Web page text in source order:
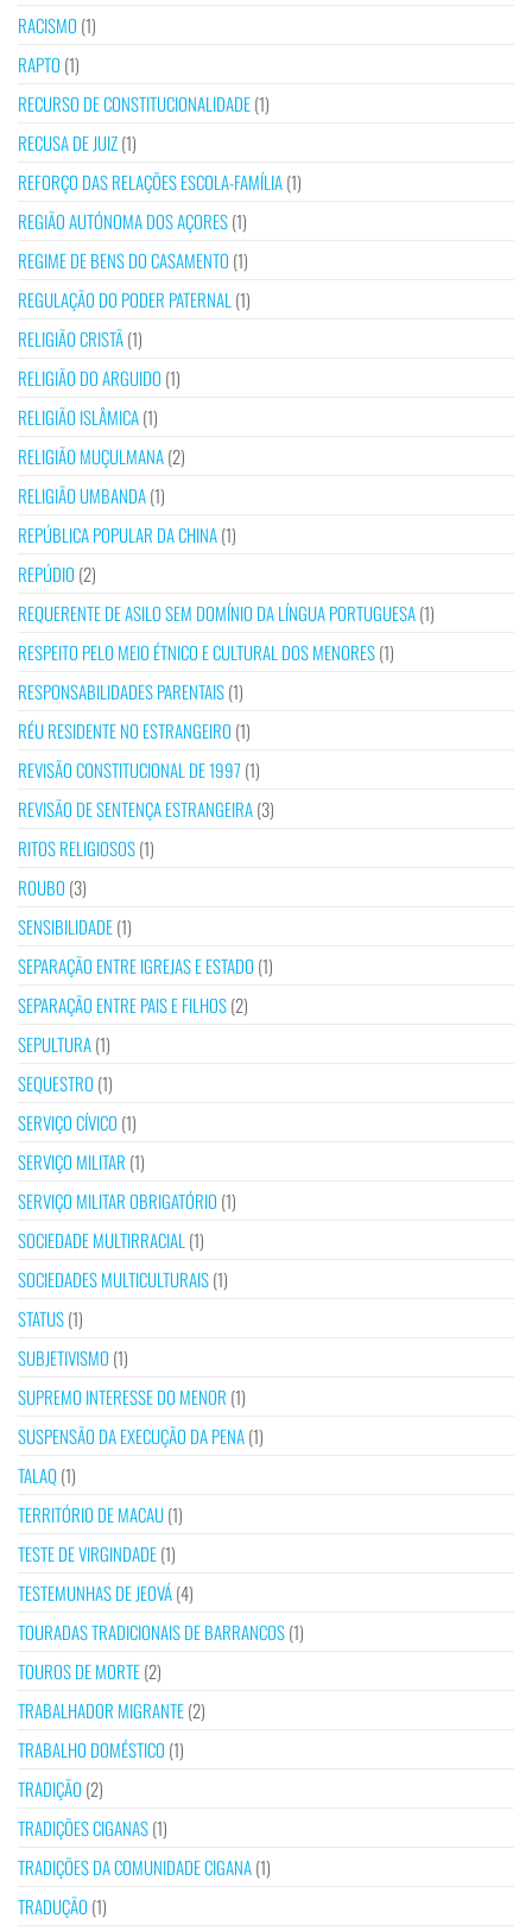
RACISMO (1)
RAPTO (1)
RECURSO DE CONSTITUCIONALIDADE(1)
RECUSA DE JUIZ(1)
REFORÇO DAS RELAÇÕES ESCOLA-FAMÍLIA(1)
REGIÃO AUTÓNOMA DOS AÇORES(1)
REGIME DE BENS DO CASAMENTO (1)
REGULAÇÃO DO PODER PATERNAL(1)
RELIGIÃO CRISTÃ(1)
RELIGIÃO DO ARGUIDO (1)
RELIGIÃO ISLÂMICA(1)
RELIGIÃO MUÇULMANA(2)
RELIGIÃO UMBANDA(1)
REPÚBLICA POPULAR DA CHINA(1)
REPÚDIO (2)
REQUERENTE DE ASILO SEM DOMÍNIO DA LÍNGUA PORTUGUESA(1)
RESPEITO PELO MEIO ÉTNICO E CULTURAL DOS MENORES(1)
RESPONSABILIDADES PARENTAIS(1)
RÉU RESIDENTE NO ESTRANGEIRO (1)
REVISÃO CONSTITUCIONAL DE 1997 (1)
REVISÃO DE SENTENÇA ESTRANGEIRA(3)
RITOS RELIGIOSOS(1)
ROUBO (3)
SENSIBILIDADE(1)
SEPARAÇÃO ENTRE IGREJAS E ESTADO (1)
SEPARAÇÃO ENTRE PAIS E FILHOS(2)
SEPULTURA(1)
SEQUESTRO (1)
SERVIÇO CÍVICO (1)
SERVIÇO MILITAR (1)
SERVIÇO MILITAR OBRIGATÓRIO (1)
SOCIEDADE MULTIRRACIAL(1)
SOCIEDADES MULTICULTURAIS(1)
STATUS(1)
SUBJETIVISMO (1)
SUPREMO INTERESSE DO MENOR (1)
SUSPENSÃO DA EXECUÇÃO DA PENA(1)
TALAQ(1)
TERRITÓRIO DE MACAU(1)
TESTE DE VIRGINDADE(1)
TESTEMUNHAS DE JEOVÁ(4)
TOURADAS TRADICIONAIS DE BARRANCOS(1)
TOUROS DE MORTE(2)
TRABALHADOR MIGRANTE(2)
TRABALHO DOMÉSTICO (1)
TRADIÇÃO (2)
TRADIÇÕES CIGANAS(1)
TRADIÇÕES DA COMUNIDADE CIGANA(1)
TRADUÇÃO (1)